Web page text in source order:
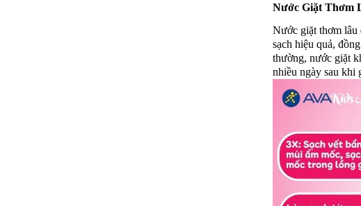
Nước Giặt Thơm
Nước giặt thơm lâu
sạch hiệu quả,
thường, nước giặt
nhiều ngày sau khi